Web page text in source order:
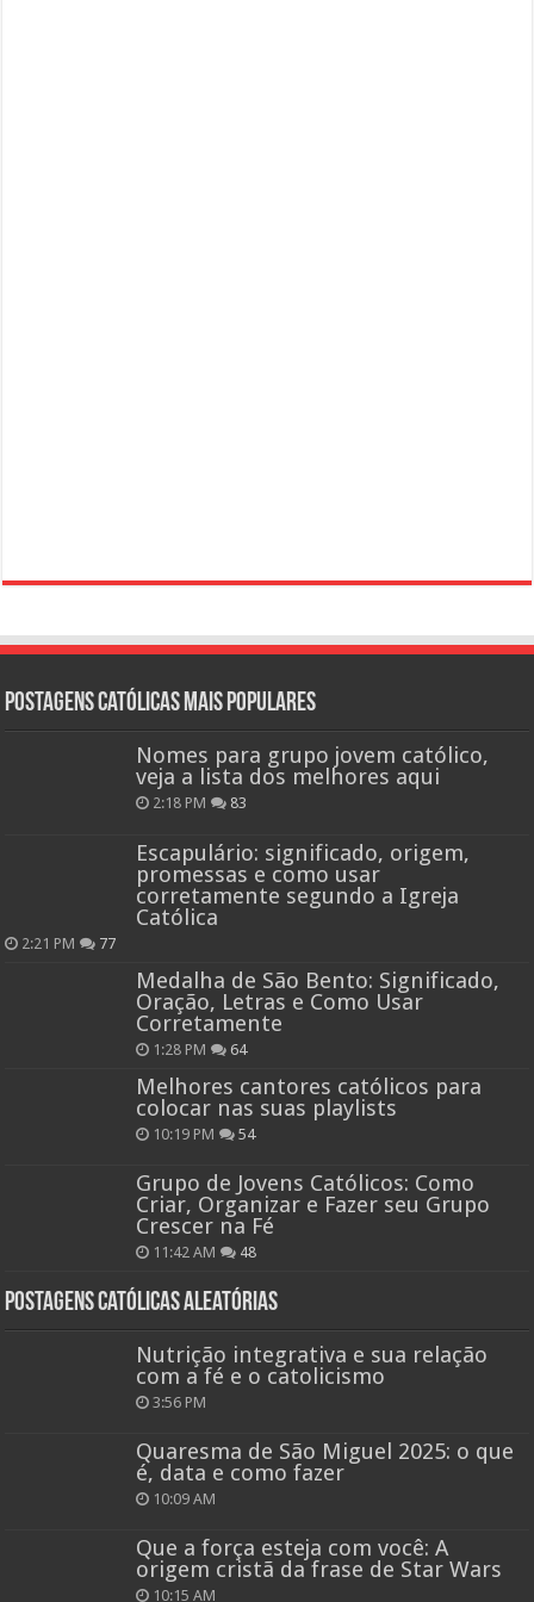
Postagens católicas mais Populares
Nomes para grupo jovem católico,
veja a lista dos melhores aqui
2:18 PM 83
Escapulário: significado, origem,
promessas e como usar
corretamente segundo a Igreja
Católica
2:21 PM 77
Medalha de São Bento: Significado,
Oração, Letras e Como Usar
Corretamente
1:28 PM 64
Melhores cantores católicos para
colocar nas suas playlists
10:19 PM 54
Grupo de Jovens Católicos: Como
Criar, Organizar e Fazer seu Grupo
Crescer na Fé
11:42 AM 48
Postagens católicas aleatórias
Nutrição integrativa e sua relação
com a fé e o catolicismo
3:56 PM
Quaresma de São Miguel 2025: o que
é, data e como fazer
10:09 AM
Que a força esteja com você: A
origem cristã da frase de Star Wars
10:15 AM